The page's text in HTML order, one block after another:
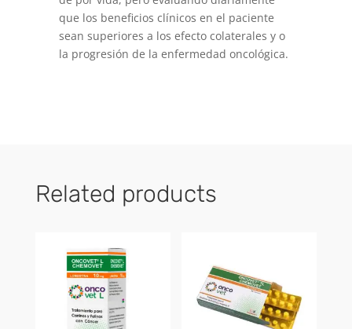
que los beneficios clínicos en el paciente
sean superiores a los efecto colaterales y o
la progresión de la enfermedad oncológica.
Related products